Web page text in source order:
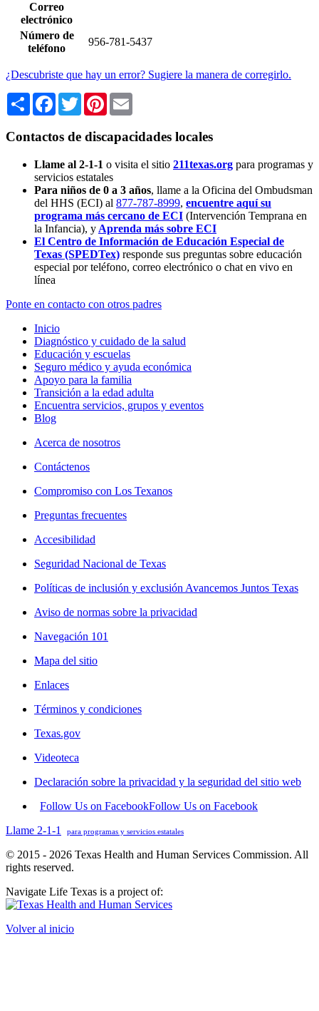
Correo
electrónico
Número de
teléfono
956-781-5437
¿Descubriste que hay un error? Sugiere la manera de corregirlo.
Share Facebook
TwitterPinterest
Contactos de discapacidades locales
Llame al 2-1-1 o visita el sitio 211texas.org para programas y
servicios estatales
Para niños de 0 a 3 años, llame a la Oficina del Ombudsman
del HHS (ECI) al 877-787-8999, encuentre aquí su
programa más cercano de ECI (Intervención Temprana en
la Infancia), y Aprenda más sobre ECI
El Centro de Información de Educación Especial de
Texas (SPEDTex) responde sus preguntas sobre educación
especial por teléfono, correo electrónico o chat en vivo en
línea
Ponte en contacto con otros padres
Inicio
Diagnóstico y cuidado de la salud
Educación y escuelas
Seguro médico y ayuda económica
Apoyo para la familia
Transición a la edad adulta
Encuentra servicios, grupos y eventos
Blog
Acerca de nosotros
Contáctenos
Compromiso con Los Texanos
Preguntas frecuentes
Accesibilidad
Seguridad Nacional de Texas
Políticas de inclusión y exclusión Avancemos Juntos Texas
Aviso de normas sobre la privacidad
Navegación 101
Mapa del sitio
Enlaces
Términos y condiciones
Texas.gov
Videoteca
Declaración sobre la privacidad y la seguridad del sitio web
Follow Us on FacebookFollow Us on Facebook
Llame 2-1-1
para programas y servicios estatales
© 2015 - 2026 Texas Health and Human Services Commission. All
rights reserved.
Navigate Life Texas is a project of:
Volver al inicio